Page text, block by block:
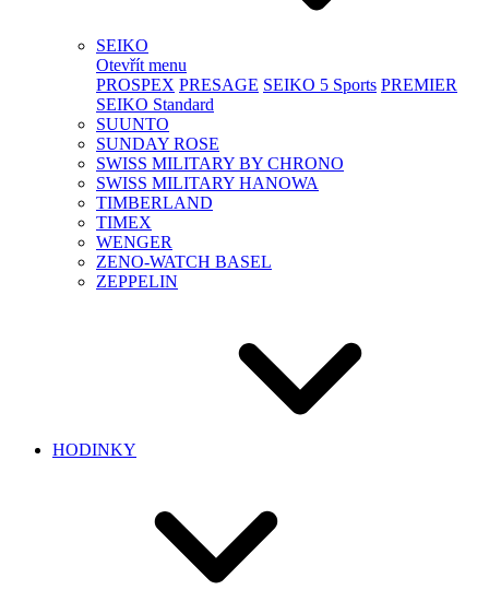
SEIKO
Otevřít menu
PROSPEX PRESAGE SEIKO 5 Sports PREMIER
SEIKO Standard
SUUNTO
SUNDAY ROSE
SWISS MILITARY BY CHRONO
SWISS MILITARY HANOWA
TIMBERLAND
TIMEX
WENGER
ZENO-WATCH BASEL
ZEPPELIN
HODINKY